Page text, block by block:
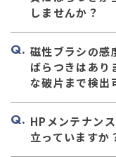
しませんか？
磁性ブラシの感
ばらつきはあり
な破片まで検出
HPメンテナン
立っていますか